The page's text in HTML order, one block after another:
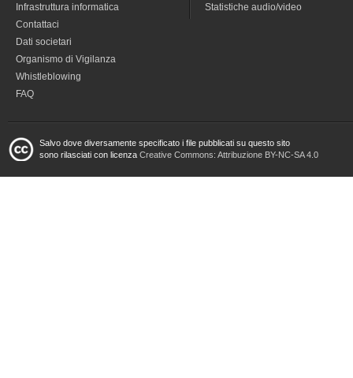
Infrastruttura informatica
Contattaci
Dati societari
Organismo di Vigilanza
Whistleblowing
FAQ
Statistiche audio/video
Salvo dove diversamente specificato i file pubblicati su questo sito
sono rilasciati con licenza Creative Commons: Attribuzione BY-NC-SA 4.0